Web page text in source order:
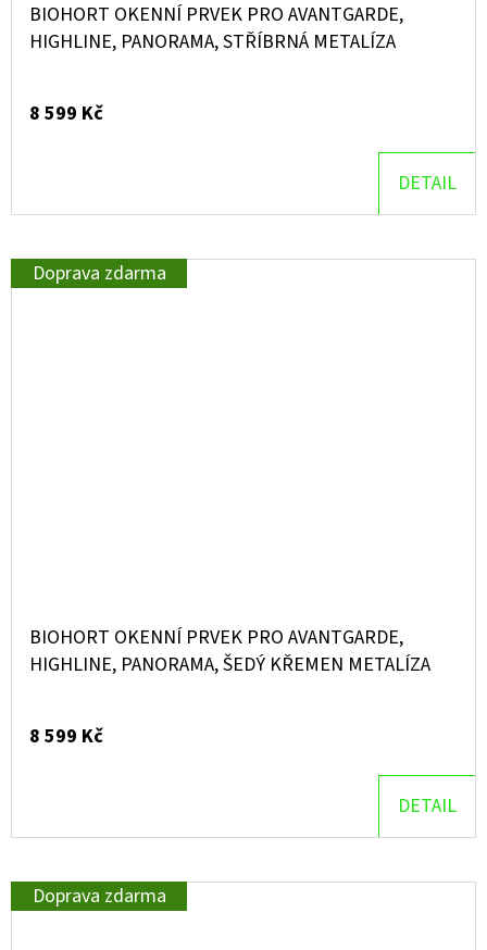
BIOHORT OKENNÍ PRVEK PRO AVANTGARDE,
HIGHLINE, PANORAMA, STŘÍBRNÁ METALÍZA
8 599 Kč
DETAIL
Doprava zdarma
BIOHORT OKENNÍ PRVEK PRO AVANTGARDE,
HIGHLINE, PANORAMA, ŠEDÝ KŘEMEN METALÍZA
8 599 Kč
DETAIL
Doprava zdarma